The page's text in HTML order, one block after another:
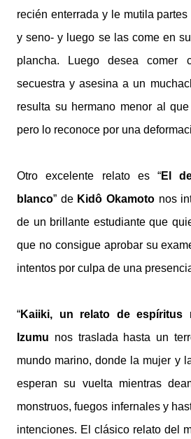
recién enterrada y le mutila
y seno- y luego se las come en
plancha. Luego desea comer
secuestra y asesina a un
resulta su hermano menor al
pero lo reconoce por una
Otro excelente relato es “El
blanco” de Kidô Okamoto nos
de un brillante estudiante que
que no consigue aprobar su
intentos por culpa de una
“Kaiiki, un relato de espíritus
Izumu nos traslada hasta un
mundo marino, donde la mujer y
esperan su vuelta mientras
monstruos, fuegos infernales y
intenciones. El clásico relato del